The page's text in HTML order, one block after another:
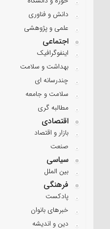
دانش و فناوری
علمی و پژوهشی
اجتماعی
اینفوگرافیک
بهداشت و سلامت
چندرسانه ای
سلامت و جامعه
مطالبه گری
اقتصادی
بازار و اقتصاد
صنعت
سیاسی
بین الملل
فرهنگی
پادکست
خبرهای بانوان
دین و اندیشه